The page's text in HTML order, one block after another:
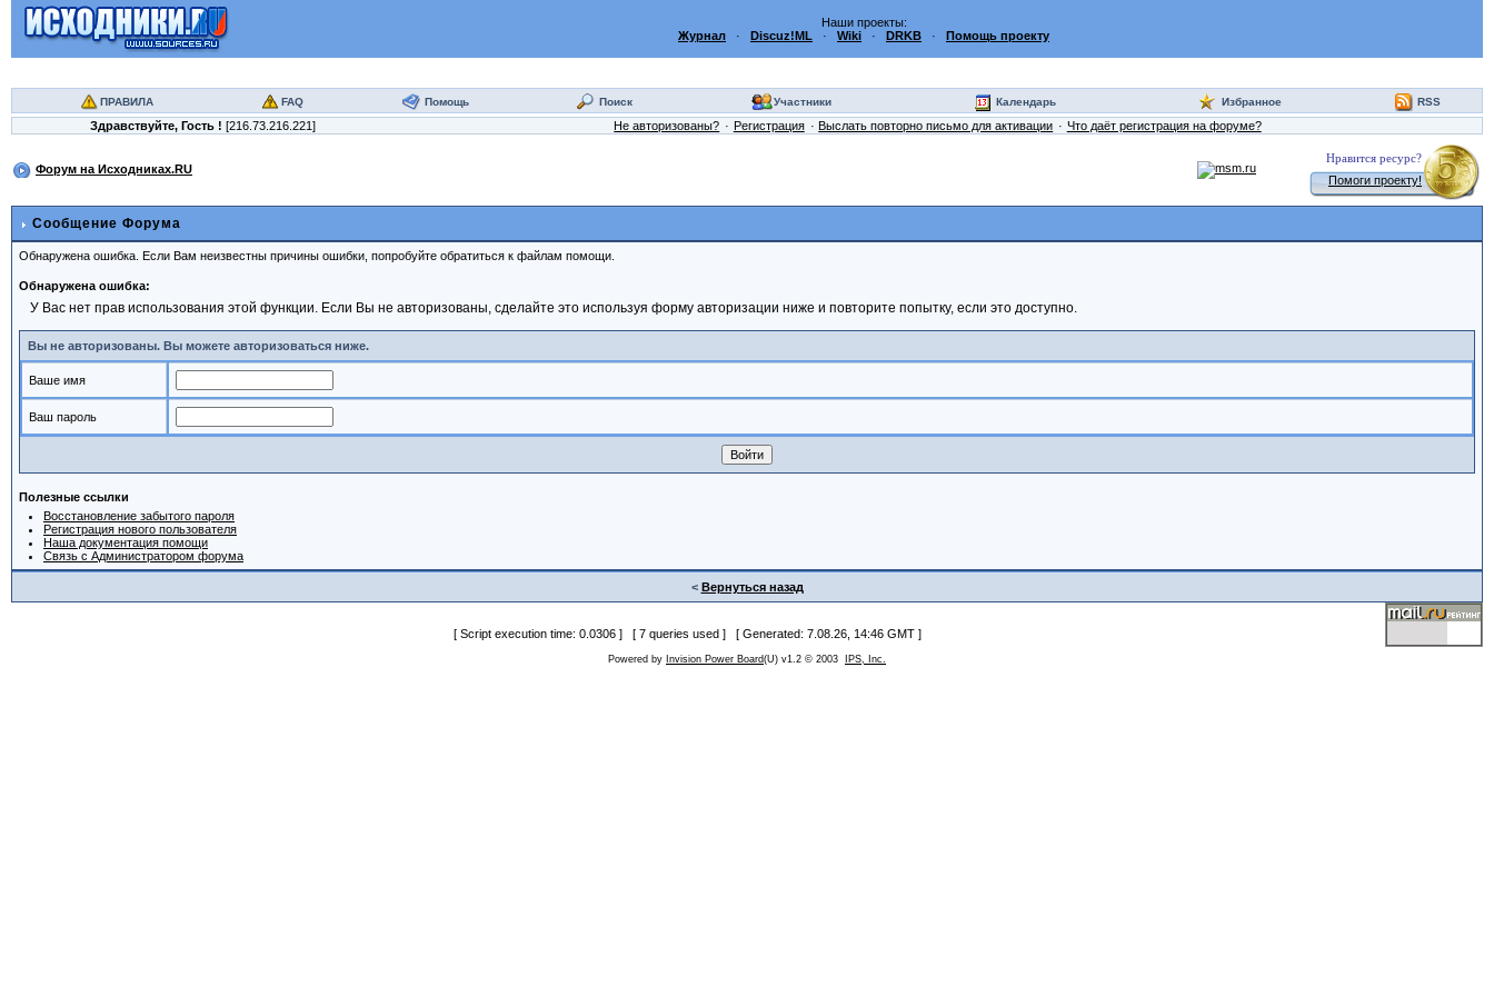
Наши проекты:
Журнал · Discuz!ML · Wiki · DRKB · Помощь проекту
ПРАВИЛА FAQ Помощь Поиск Участники Календарь Избранное RSS
Здравствуйте, Гость ! [216.73.216.221] Не авторизованы? Регистрация Выслать повторно письмо для активации Что даёт регистрация на форуме?
Форум на Исходниках.RU
Нравится ресурс?
Помоги проекту!
Сообщение Форума
Обнаружена ошибка. Если Вам неизвестны причины ошибки, попробуйте обратиться к файлам помощи.
Обнаружена ошибка:
У Вас нет прав использования этой функции. Если Вы не авторизованы, сделайте это используя форму авторизации ниже и повторите попытку, если это доступно.
Вы не авторизованы. Вы можете авторизоваться ниже.
Ваше имя
Ваш пароль
Полезные ссылки
Восстановление забытого пароля
Регистрация нового пользователя
Наша документация помощи
Связь с Администратором форума
< Вернуться назад
[ Script execution time: 0.0306 ] [ 7 queries used ] [ Generated: 7.08.26, 14:46 GMT ]
Powered by Invision Power Board(U) v1.2 © 2003 IPS, Inc.